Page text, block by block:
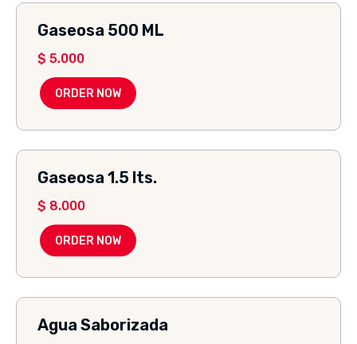
Gaseosa 500 ML
$ 5.000
ORDER NOW
Gaseosa 1.5 lts.
$ 8.000
ORDER NOW
Agua Saborizada